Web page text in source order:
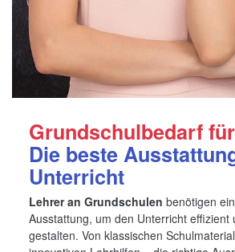
Grundschulbedarf
Die beste
Unterricht
Lehrer an Grundschulen benötigen
Ausstattung, um den Unterricht effizient
gestalten. Von klassischen